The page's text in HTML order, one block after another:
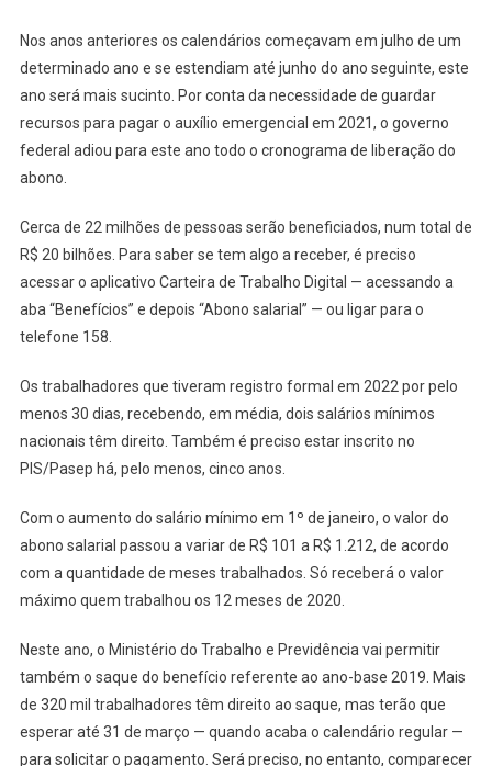
Nos anos anteriores os calendários começavam em julho de um
determinado ano e se estendiam até junho do ano seguinte, este
ano será mais sucinto. Por conta da necessidade de guardar
recursos para pagar o auxílio emergencial em 2021, o governo
federal adiou para este ano todo o cronograma de liberação do
abono.
Cerca de 22 milhões de pessoas serão beneficiados, num total de
R$ 20 bilhões. Para saber se tem algo a receber, é preciso
acessar o aplicativo Carteira de Trabalho Digital — acessando a
aba “Benefícios” e depois “Abono salarial” — ou ligar para o
telefone 158.
Os trabalhadores que tiveram registro formal em 2022 por pelo
menos 30 dias, recebendo, em média, dois salários mínimos
nacionais têm direito. Também é preciso estar inscrito no
PIS/Pasep há, pelo menos, cinco anos.
Com o aumento do salário mínimo em 1º de janeiro, o valor do
abono salarial passou a variar de R$ 101 a R$ 1.212, de acordo
com a quantidade de meses trabalhados. Só receberá o valor
máximo quem trabalhou os 12 meses de 2020.
Neste ano, o Ministério do Trabalho e Previdência vai permitir
também o saque do benefício referente ao ano-base 2019. Mais
de 320 mil trabalhadores têm direito ao saque, mas terão que
esperar até 31 de março — quando acaba o calendário regular —
para solicitar o pagamento. Será preciso, no entanto, comparecer